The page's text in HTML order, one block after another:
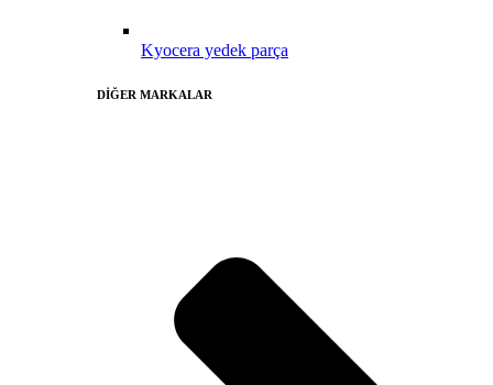
Kyocera yedek parça
DİĞER MARKALAR